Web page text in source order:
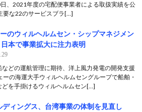
、2021年度の宅配便事業者による取扱実績を公
要な22のサービスブラ[…]
のウィルヘルムセン・シップマネジメン
日本で事業拡大に注力表明
などの運航管理に期待、洋上風力発電の開発支援
ーの海運大手ウィルヘルムセングループで船舶・
どを手掛けるウィルヘルムセン[…]
ディングス、台湾事業の体制を見直し